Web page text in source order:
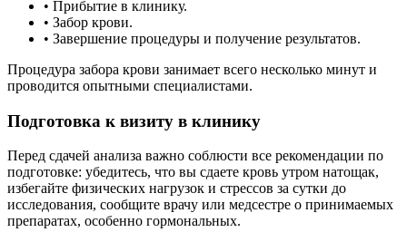
• Прибытие в клинику.
• Забор крови.
• Завершение процедуры и получение результатов.
Процедура забора крови занимает всего несколько минут и
проводится опытными специалистами.
Подготовка к визиту в клинику
Перед сдачей анализа важно соблюсти все рекомендации по
подготовке: убедитесь, что вы сдаете кровь утром натощак,
избегайте физических нагрузок и стрессов за сутки до
исследования, сообщите врачу или медсестре о принимаемых
препаратах, особенно гормональных.